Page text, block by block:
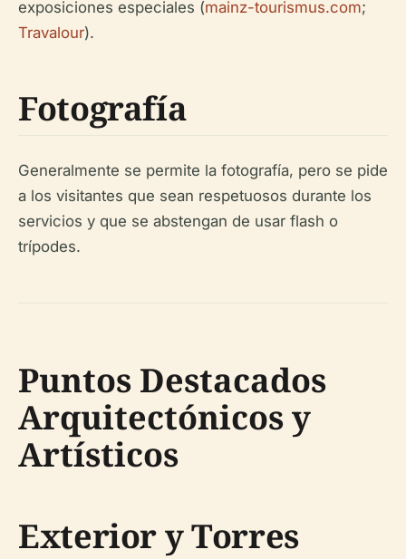
exposiciones especiales (mainz-tourismus.com;
Travalour).
Fotografía
Generalmente se permite la fotografía, pero se pide
a los visitantes que sean respetuosos durante los
servicios y que se abstengan de usar flash o
trípodes.
Puntos Destacados
Arquitectónicos y
Artísticos
Exterior y Torres